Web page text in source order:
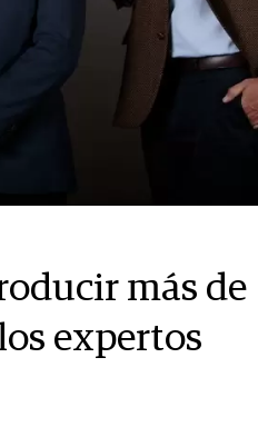
más de
expertos